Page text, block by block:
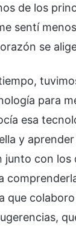
de los
sentí
se
para
esa
y
junto con los
que